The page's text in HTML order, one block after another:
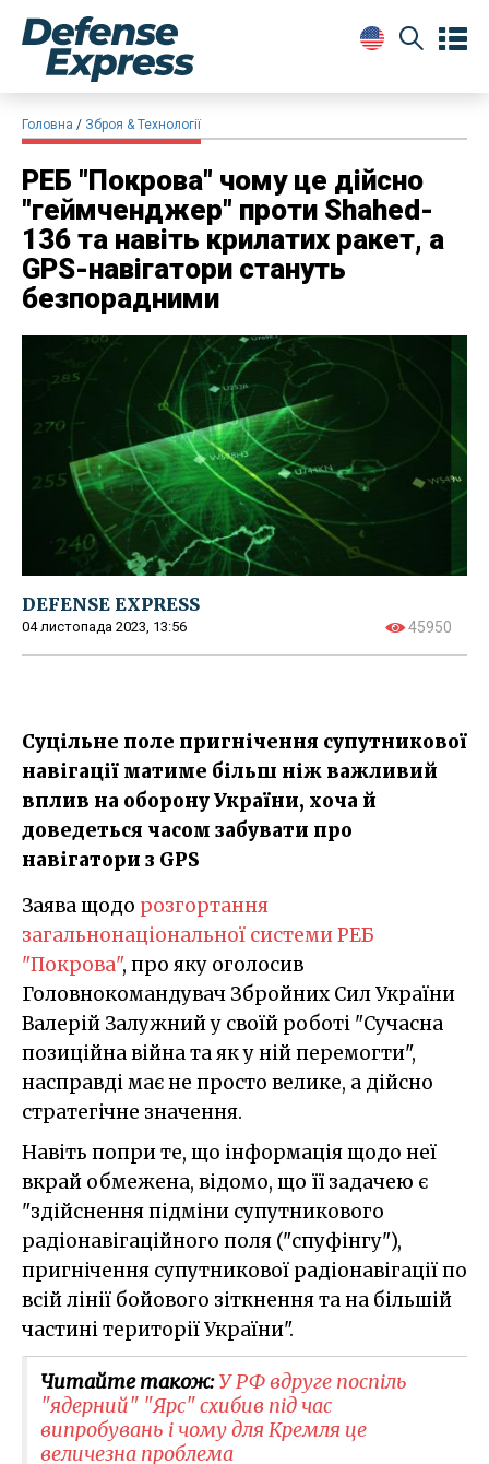
Головна Зброя & Технології
РЕБ "Покрова" чому це дійсно
"геймченджер" проти Shahed-
136 та навіть крилатих ракет, а
GPS-навігатори стануть
безпорадними
DEFENSE EXPRESS
04 листопада 2023, 13:56 45950
Суцільне поле пригнічення супутникової
навігації матиме більш ніж важливий
вплив на оборону України, хоча й
доведеться часом забувати про
навігатори з GPS
Заява щодо розгортання
загальнонаціональної системи РЕБ
"Покрова", про яку оголосив
Головнокомандувач Збройних Сил України
Валерій Залужний у своїй роботі "Сучасна
позиційна війна та як у ній перемогти",
насправді має не просто велике, а дійсно
стратегічне значення.
Навіть попри те, що інформація щодо неї
вкрай обмежена, відомо, що її задачею є
"здійснення підміни супутникового
радіонавігаційного поля ("спуфінгу"),
пригнічення супутникової радіонавігації по
всій лінії бойового зіткнення та на більшій
частині території України".
Читайте також:У РФ вдруге поспіль
"ядерний" "Ярс" схибив під час
випробувань і чому для Кремля це
величезна проблема